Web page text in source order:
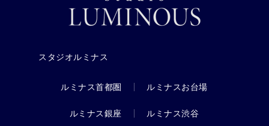
スタジオルミナス
ルミナス首都圏 ルミナスお台場
ルミナス銀座 ルミナス渋谷